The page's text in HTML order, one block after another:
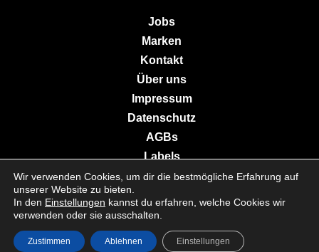
Jobs
Marken
Kontakt
Über uns
Impressum
Datenschutz
AGBs
Labels
© 2026 Galerie Moderne Grevenmacher. All Rights Reserved.
Wir verwenden Cookies, um dir die bestmögliche Erfahrung auf
unserer Website zu bieten.
In den Einstellungen kannst du erfahren, welche Cookies wir
verwenden oder sie ausschalten.
Zustimmen Ablehnen Einstellungen